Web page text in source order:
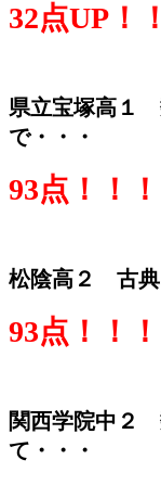
32点UP！
県立宝塚高１
で・・・
93点！！！
松陰高２ 古典
93点！！！
関西学院中２
て・・・